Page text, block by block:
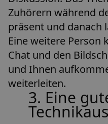
Zuhörern während
präsent und danach
Eine weitere Person
Chat und den
und Ihnen
weiterleiten.
3. Eine